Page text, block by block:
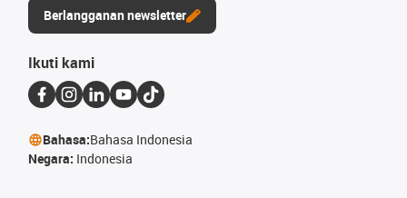
Berlangganan newsletter
Ikuti kami
Bahasa:Bahasa Indonesia
Negara: Indonesia